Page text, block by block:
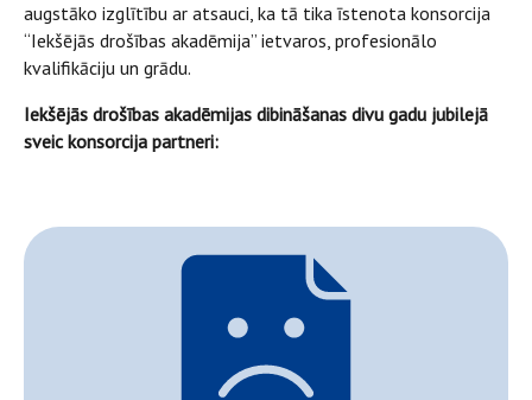
augstāko izglītību ar atsauci, ka tā tika īstenota konsorcija
“Iekšējās drošības akadēmija” ietvaros, profesionālo
kvalifikāciju un grādu.
Iekšējās drošības akadēmijas dibināšanas divu gadu jubilejā
sveic konsorcija partneri: